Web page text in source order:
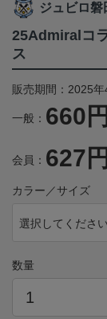
ジュビロ磐
25Admiralコ
ス
販売期間：2025
一般： 660円
会員： 627円
カラー／サイズ
選択してください
数量